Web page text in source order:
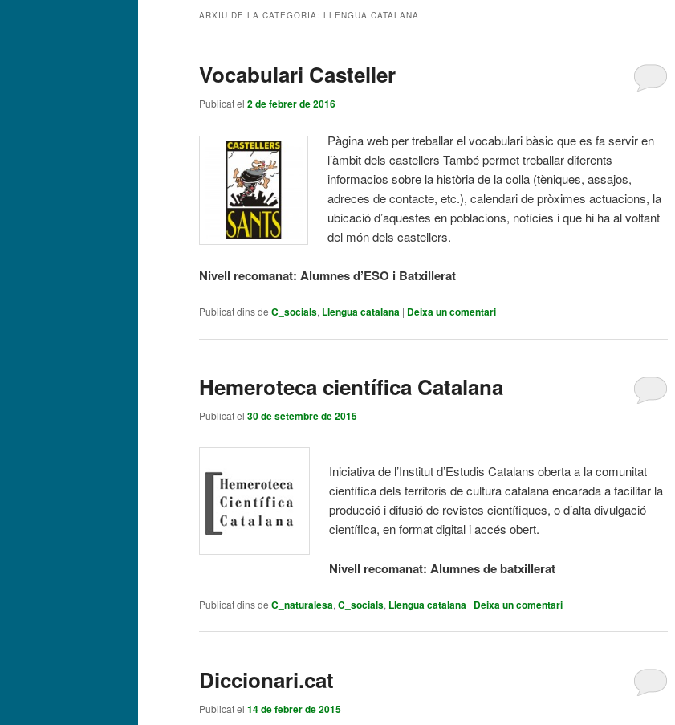
principal
secundari
ARXIU DE LA CATEGORIA: LLENGUA CATALANA
Vocabulari Casteller
Publicat el 2 de febrer de 2016
Pàgina web per treballar el vocabulari bàsic que es fa servir en
l’àmbit dels castellers També permet treballar diferents
informacios sobre la història de la colla (tèniques, assajos,
adreces de contacte, etc.), calendari de pròximes actuacions, la
ubicació d’aquestes en poblacions, notícies i que hi ha al voltant
del món dels castellers.
Nivell recomanat: Alumnes d’ESO i Batxillerat
Publicat dins de C_socials, Llengua catalana | Deixa un comentari
Hemeroteca científica Catalana
Publicat el 30 de setembre de 2015
Iniciativa de l’Institut d’Estudis Catalans oberta a la comunitat
científica dels territoris de cultura catalana encarada a facilitar la
producció i difusió de revistes científiques, o d’alta divulgació
científica, en format digital i accés obert.
Nivell recomanat: Alumnes de batxillerat
Publicat dins de C_naturalesa, C_socials, Llengua catalana | Deixa un comentari
Diccionari.cat
Publicat el 14 de febrer de 2015